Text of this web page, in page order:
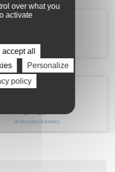
over what you
activate
all
Personalize
policy